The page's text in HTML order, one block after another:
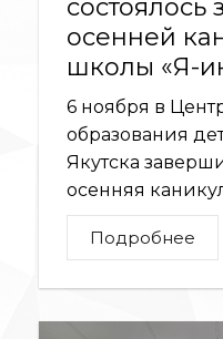
состоялось
осенней
школы «Я-
6 ноября в
образования
Якутска
осенняя
Подробнее